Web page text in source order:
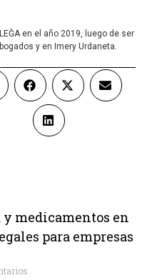
en el año 2019, luego de ser
y en Imery Urdaneta.
medicamentos en
para empresas